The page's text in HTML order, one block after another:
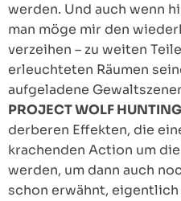
werden. Und auch wenn
man möge mir den
verzeihen – zu weiten
erleuchteten Räumen
aufgeladene
PROJECT WOLF HUNTING
derberen Effekten, die
krachenden Action um
werden, um dann auch
schon erwähnt, eigentlich